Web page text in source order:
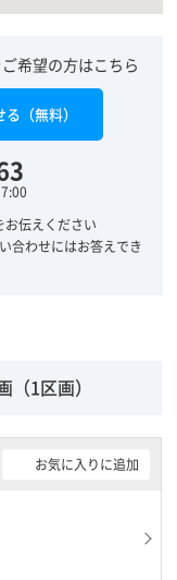
希望の方はこちら
（無料）
お伝えください
合わせにはお答えでき
1区画）
お気に入りに追加